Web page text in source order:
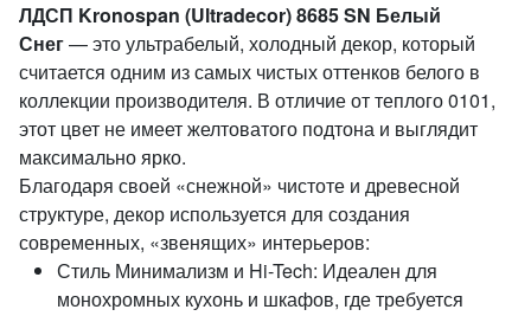
ЛДСП Kronospan (Ultradecor) 8685 SN Белый
Снег— это ультрабелый, холодный декор, который
считается одним из самых чистых оттенков белого в
коллекции производителя. В отличие от теплого 0101,
этот цвет не имеет желтоватого подтона и выглядит
максимально ярко.
Благодаря своей «снежной» чистоте и древесной
структуре, декор используется для создания
современных, «звенящих» интерьеров:
Стиль Минимализм и Hi-Tech: Идеален для
монохромных кухонь и шкафов, где требуется